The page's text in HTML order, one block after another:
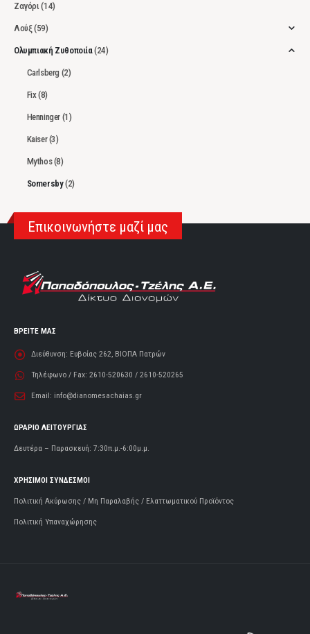
Ζαγόρι (14)
Λούξ(59)
Ολυμπιακή Ζυθοποιία(24)
Carlsberg (2)
Fix(8)
Henninger (1)
Kaiser(3)
Mythos(8)
Somersby(2)
Επικοινωνήστε μαζί μας
ΒΡΕΙΤΕ ΜΑΣ
Διεύθυνση: Ευβοίας 262, ΒΙΟΠΑ Πατρών
Τηλέφωνο / Fax: 2610-520630 / 2610-520265
Email: info@dianomesachaias.gr
ΩΡΑΡΙΟ ΛΕΙΤΟΥΡΓΙΑΣ
Δευτέρα – Παρασκευή: 7:30π.μ.-6:00μ.μ.
ΧΡΗΣΙΜΟΙ ΣΥΝΔΕΣΜΟΙ
Πολιτική Ακύρωσης / Μη Παραλαβής / Ελαττωματικού Προϊόντος
Πολιτική Υπαναχώρησης